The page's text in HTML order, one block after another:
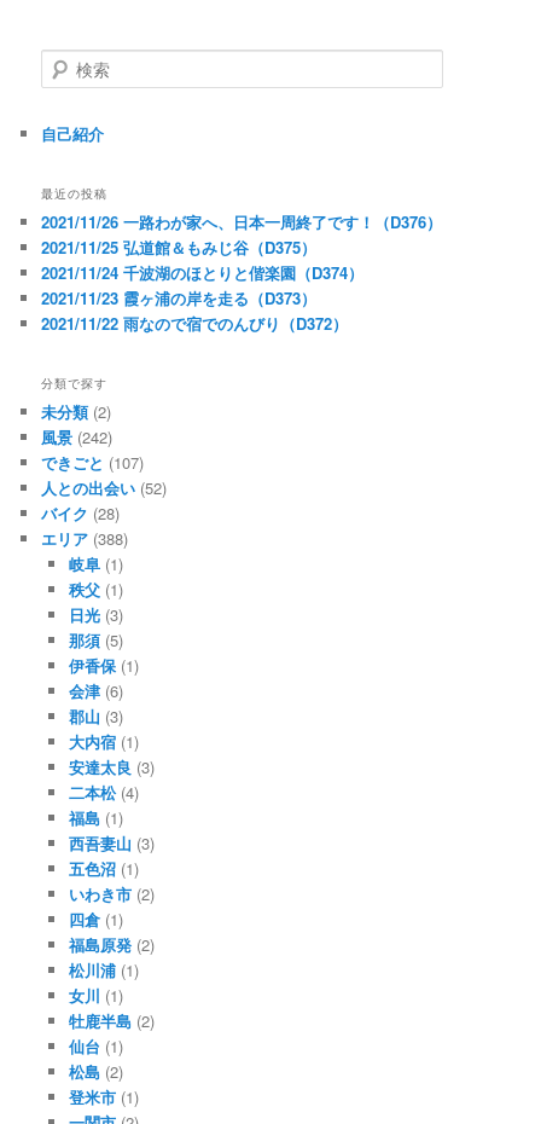
検
索
自己紹介
最近の投稿
2021/11/26 一路わが家へ、日本一周終了です！（D376）
2021/11/25 弘道館＆もみじ谷（D375）
2021/11/24 千波湖のほとりと偕楽園（D374）
2021/11/23 霞ヶ浦の岸を走る（D373）
2021/11/22 雨なので宿でのんびり（D372）
分類で探す
未分類(2)
風景 (242)
できごと (107)
人との出会い (52)
バイク (28)
エリア (388)
岐阜(1)
秩父(1)
日光(3)
那須(5)
伊香保(1)
会津(6)
郡山 (3)
大内宿(1)
安達太良 (3)
二本松(4)
福島(1)
西吾妻山 (3)
五色沼(1)
いわき市(2)
四倉(1)
福島原発(2)
松川浦(1)
女川 (1)
牡鹿半島(2)
仙台 (1)
松島(2)
登米市(1)